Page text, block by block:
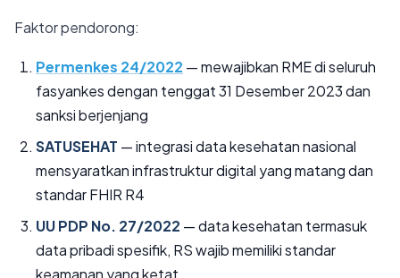
Faktor pendorong:
Permenkes 24/2022 — mewajibkan RME di seluruh
fasyankes dengan tenggat 31 Desember 2023 dan
sanksi berjenjang
SATUSEHAT — integrasi data kesehatan nasional
mensyaratkan infrastruktur digital yang matang dan
standar FHIR R4
UU PDP No. 27/2022 — data kesehatan termasuk
data pribadi spesifik, RS wajib memiliki standar
keamanan yang ketat